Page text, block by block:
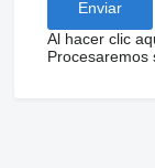
Al hacer clic
Procesaremos